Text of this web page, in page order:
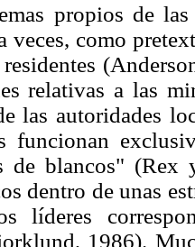
propios de
veces, como
relativas a las
las autoridades
funcionan
de blancos"
dentro de unas
líderes
1986).